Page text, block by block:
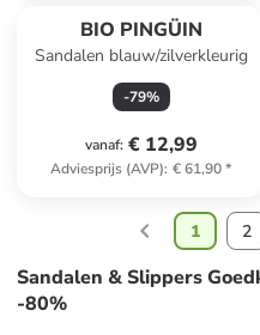
BIO PINGÜIN
Sandalen blauw/zilverkleurig
-79%
vanaf: € 12,99
Adviesprijs (AVP): € 61,90*
1 2
Sandalen & Slippers
-80%